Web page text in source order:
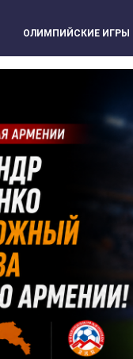
ОЛИМПИЙСКИЕ ИГРЫ